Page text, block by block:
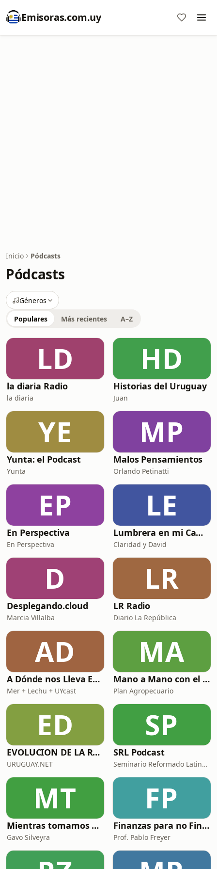
Emisoras.com.uy
Inicio Pódcasts
Pódcasts
Géneros
Populares Más recientes A–Z
LD
la diaria Radio
la diaria
HD
Historias del Uruguay
Juan
YE
Yunta: el Podcast
Yunta
MP
Malos Pensamientos
Orlando Petinatti
EP
En Perspectiva
En Perspectiva
LE
Lumbrera en mi Camino - Biblia en Audio
Claridad y David
D
Desplegando.cloud
Marcia Villalba
LR
LR Radio
Diario La República
AD
A Dónde nos Lleva Esto
Mer + Lechu + UYcast
MA
Mano a Mano con el Plan Agropecuario
Plan Agropecuario
ED
EVOLUCION DE LA RADIOAFICION
URUGUAY.NET
SP
SRL Podcast
Seminario Reformado Latinoamericano
MT
Mientras tomamos mate con Gavo Silveyra
Gavo Silveyra
FP
Finanzas para no Financieros
Prof. Pablo Freyer